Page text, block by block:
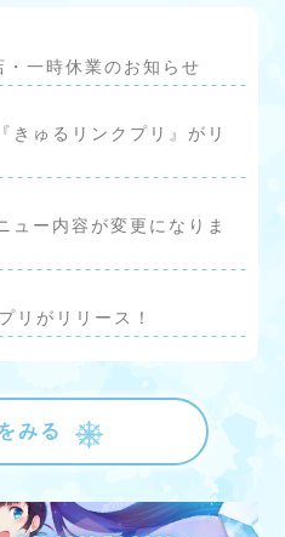
一時休業のお知らせ
きゅるリンクプリ』がリ
ュー内容が変更になりま
リがリリース！
みる